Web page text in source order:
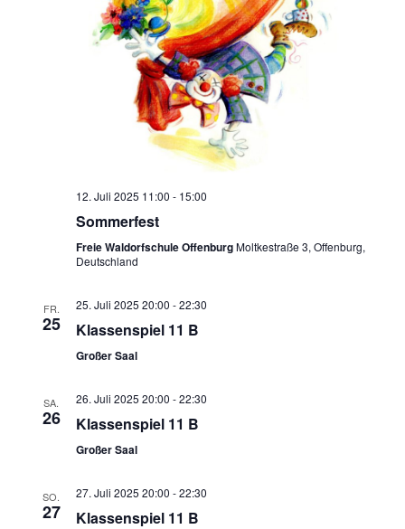
12. Juli 2025 11:00 - 15:00
Sommerfest
Freie Waldorfschule OffenburgMoltkestraße 3, Offenburg,
Deutschland
FR.
25
25. Juli 2025 20:00 -22:30
Klassenspiel 11 B
Großer Saal
SA.
26
26. Juli 2025 20:00 -22:30
Klassenspiel 11 B
Großer Saal
SO.
27
27. Juli 2025 20:00 -22:30
Klassenspiel 11 B